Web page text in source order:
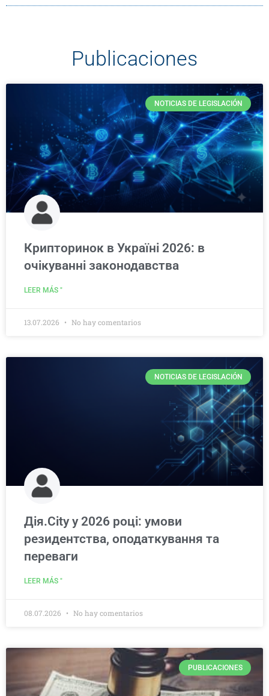
Publicaciones
NOTICIAS DE LEGISLACIÓN
Крипторинок в Україні 2026: в
очікуванні законодавства
LEER MÁS "
13.07.2026 No hay comentarios
NOTICIAS DE LEGISLACIÓN
Дія.City у 2026 році: умови
резидентства, оподаткування та
переваги
LEER MÁS "
08.07.2026 No hay comentarios
PUBLICACIONES